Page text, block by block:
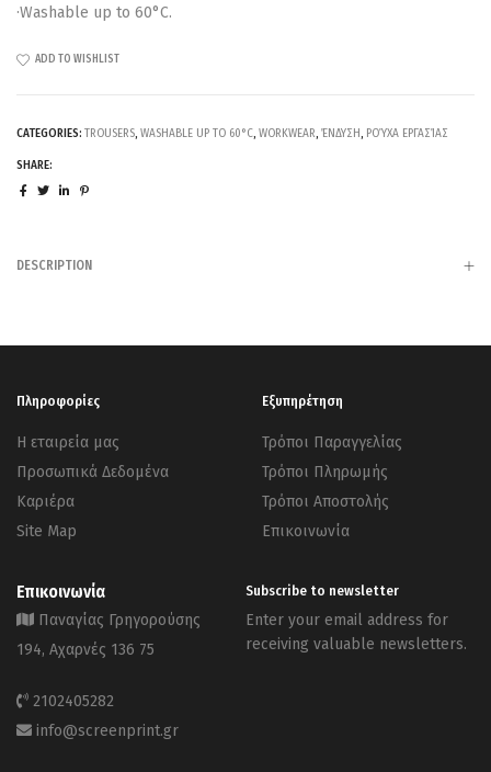
·Washable up to 60°C.
ADD TO WISHLIST
CATEGORIES: TROUSERS, WASHABLE UP TO 60°C, WORKWEAR, ΈΝΔΥΣΗ, ΡΟΎΧΑ ΕΡΓΑΣΊΑΣ
SHARE:
DESCRIPTION
Πληροφορίες
Η εταιρεία μας
Προσωπικά Δεδομένα
Καριέρα
Site Map
Εξυπηρέτηση
Τρόποι Παραγγελίας
Τρόποι Πληρωμής
Τρόποι Αποστολής
Επικοινωνία
Επικοινωνία
Παναγίας Γρηγορούσης
194, Αχαρνές 136 75
2102405282
info@screenprint.gr
Subscribe to newsletter
Enter your email address for
receiving valuable newsletters.